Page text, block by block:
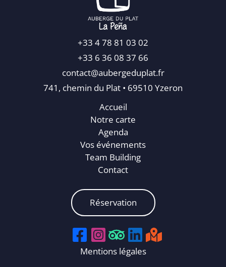
+33 4 78 81 03 02
+33 6 36 08 37 66
contact@aubergeduplat.fr
741, chemin du Plat • 69510 Yzeron
Accueil
Notre carte
Agenda
Vos événements
Team Building
Contact
Réservation
Mentions légales